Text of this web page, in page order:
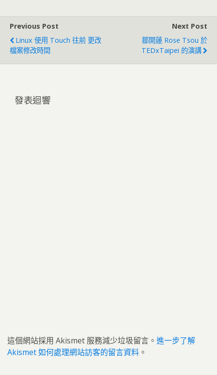
Previous Post
Linux 使用 Touch 往前 更改
檔案修改時間
Next Post
鄒開蓮 Rose Tsou 於
TEDxTaipei 的演講
發表迴響
這個網站採用 Akismet 服務減少垃圾留言。 進一步了解
Akismet 如何處理網站訪客的留言資料 。